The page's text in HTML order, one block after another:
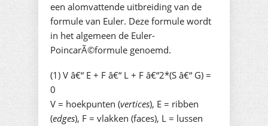
een alomvattende uitbreiding van de
formule van Euler. Deze formule wordt
in het algemeen de Euler-
PoincarÃ©formule genoemd.
(1) V â€“ E + F â€“ L + F â€“2*(S â€“ G) =
0
V = hoekpunten (vertices), E = ribben
(edges), F = vlakken (faces), L = lussen